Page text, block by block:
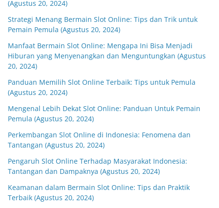
(Agustus 20, 2024)
Strategi Menang Bermain Slot Online: Tips dan Trik untuk
Pemain Pemula (Agustus 20, 2024)
Manfaat Bermain Slot Online: Mengapa Ini Bisa Menjadi
Hiburan yang Menyenangkan dan Menguntungkan (Agustus
20, 2024)
Panduan Memilih Slot Online Terbaik: Tips untuk Pemula
(Agustus 20, 2024)
Mengenal Lebih Dekat Slot Online: Panduan Untuk Pemain
Pemula (Agustus 20, 2024)
Perkembangan Slot Online di Indonesia: Fenomena dan
Tantangan (Agustus 20, 2024)
Pengaruh Slot Online Terhadap Masyarakat Indonesia:
Tantangan dan Dampaknya (Agustus 20, 2024)
Keamanan dalam Bermain Slot Online: Tips dan Praktik
Terbaik (Agustus 20, 2024)